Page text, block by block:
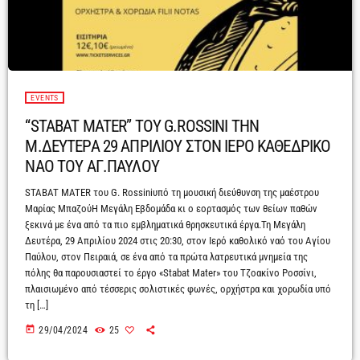
EVENTS
“STABAT MATER” TOY G.ROSSINI ΤΗΝ
Μ.ΔΕΥΤΕΡΑ 29 ΑΠΡΙΛΙΟΥ ΣΤΟΝ ΙΕΡΟ ΚΑΘΕΔΡΙΚΟ
ΝΑΟ ΤΟΥ ΑΓ.ΠΑΥΛΟΥ
STABAT MATER του G. Rossiniυπό τη μουσική διεύθυνση της μαέστρου
Μαρίας ΜπαζούΗ Μεγάλη Εβδομάδα κι ο εορτασμός των θείων παθών
ξεκινά με ένα από τα πιο εμβληματικά θρησκευτικά έργα.Τη Μεγάλη
Δευτέρα, 29 Απριλίου 2024 στις 20:30, στον Ιερό καθολικό ναό του Αγίου
Παύλου, στον Πειραιά, σε ένα από τα πρώτα λατρευτικά μνημεία της
πόλης θα παρουσιαστεί το έργο «Stabat Mater» του Τζοακίνο Ροσσίνι,
πλαισιωμένο από τέσσερις σολιστικές φωνές, ορχήστρα και χορωδία υπό
τη […]
today 29/04/2024 25